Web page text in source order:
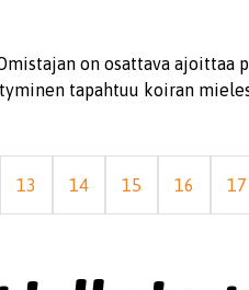
on osattava ajoittaa
tapahtuu koiran
13 14 15 16 17